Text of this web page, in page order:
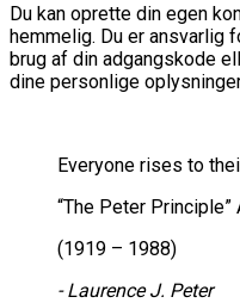
Du kan oprette din egen
hemmelig. Du er ansvarlig
brug af din adgangskode
dine personlige
Everyone rises to
“The Peter
(1919 – 1988)
- Laurence J. Peter